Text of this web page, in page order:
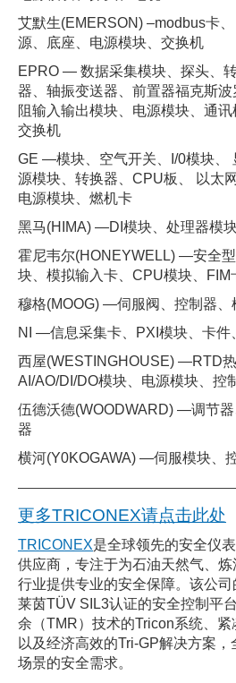
艾默生(EMERSON) –modbus卡
源、底座、电源模块、交换机
EPRO — 数据采集模块、探头、
器、轴振变送器、前置器福克斯
阻输入输出模块、电源模块、通讯
交换机
GE —模块、空气开关、I/0模块、
源模块、转换器、CPU板、 以太
电源模块、燃机卡
黑马(HIMA) —DI模块、处理器模
霍尼韦尔(HONEYWELL) —安全
块、模拟输入卡、CPU模块、FIM
穆格(MOOG) —伺服阀、控制器、
NI —信息采集卡、PXI模块、卡件
西屋(WESTINGHOUSE) —RTD热
AI/AO/DI/DO模块、电源模块、控
伍德沃德(WOODWARD) —调节
器
横河(Y0KOGAWA) —伺服模块、
更多TRICONEX请点击此处
TRICONEX是全球领先的安全仪
供应商，专注于为石油天然气、
行业提供专业的安全保障。该公
莱茵TÜV SIL3认证的安全控制平
余（TMR）技术的Tricon系统、紧
以及经济高效的Tri-GP解决方案，
场景的安全需求。